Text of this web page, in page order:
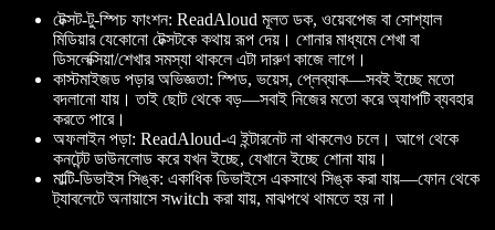
টেক্সট-টু-স্পিচ ফাংশন: ReadAloud মূলত ডক, ওয়েবপেজ বা সোশ্যাল
মিডিয়ার যেকোনো টেক্সটকে কথায় রূপ দেয়। শোনার মাধ্যমে শেখা বা
ডিসলেক্সিয়া/শেখার সমস্যা থাকলে এটা দারুণ কাজে লাগে।
কাস্টমাইজড পড়ার অভিজ্ঞতা: স্পিড, ভয়েস, প্লেব্যাক—সবই ইচ্ছে মতো
বদলানো যায়। তাই ছোট থেকে বড়—সবাই নিজের মতো করে অ্যাপটি ব্যবহার
করতে পারে।
অফলাইন পড়া: ReadAloud-এ ইন্টারনেট না থাকলেও চলে। আগে থেকে
কনটেন্ট ডাউনলোড করে যখন ইচ্ছে, যেখানে ইচ্ছে শোনা যায়।
মাল্টি-ডিভাইস সিঙ্ক: একাধিক ডিভাইসে একসাথে সিঙ্ক করা যায়—ফোন থেকে
ট্যাবলেটে অনায়াসে সwitch করা যায়, মাঝপথে থামতে হয় না।